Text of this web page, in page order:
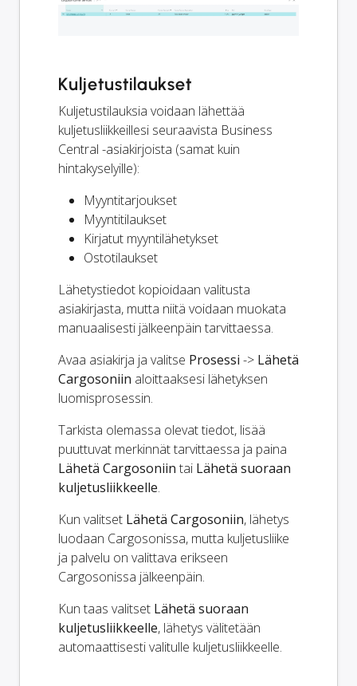
Kuljetustilaukset
Kuljetustilauksia voidaan lähettää
kuljetusliikkeillesi seuraavista Business
Central -asiakirjoista (samat kuin
hintakyselyille):
Myyntitarjoukset
Myyntitilaukset
Kirjatut myyntilähetykset
Ostotilaukset
Lähetystiedot kopioidaan valitusta
asiakirjasta, mutta niitä voidaan muokata
manuaalisesti jälkeenpäin tarvittaessa.
Avaa asiakirja ja valitse Prosessi -> Lähetä
Cargosoniin aloittaaksesi lähetyksen
luomisprosessin.
Tarkista olemassa olevat tiedot, lisää
puuttuvat merkinnät tarvittaessa ja paina
Lähetä Cargosoniin tai Lähetä suoraan
kuljetusliikkeelle.
Kun valitset Lähetä Cargosoniin, lähetys
luodaan Cargosonissa, mutta kuljetusliike
ja palvelu on valittava erikseen
Cargosonissa jälkeenpäin.
Kun taas valitset Lähetä suoraan
kuljetusliikkeelle, lähetys välitetään
automaattisesti valitulle kuljetusliikkeelle.